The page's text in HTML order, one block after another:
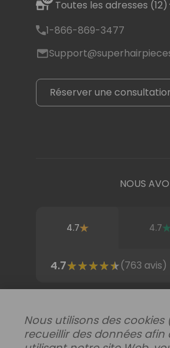
NOUS
4.7 4.7
4.7 (763 avis)
Toutes les adresses (12)
1-866-869-3477
Réserver une
Nous utilisons des
recueillir des données